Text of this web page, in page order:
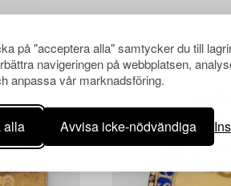
på "acceptera alla" samtycker du till
navigeringen på webbplatsen,
anpassa vår marknadsföring.
alla Avvisa icke-nödvändiga